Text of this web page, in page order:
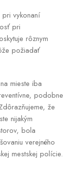
vykonaní
pri
rôznym
požiadať
mieste iba
podobne
že
nijakým
bola
verejného
mestskej polície.